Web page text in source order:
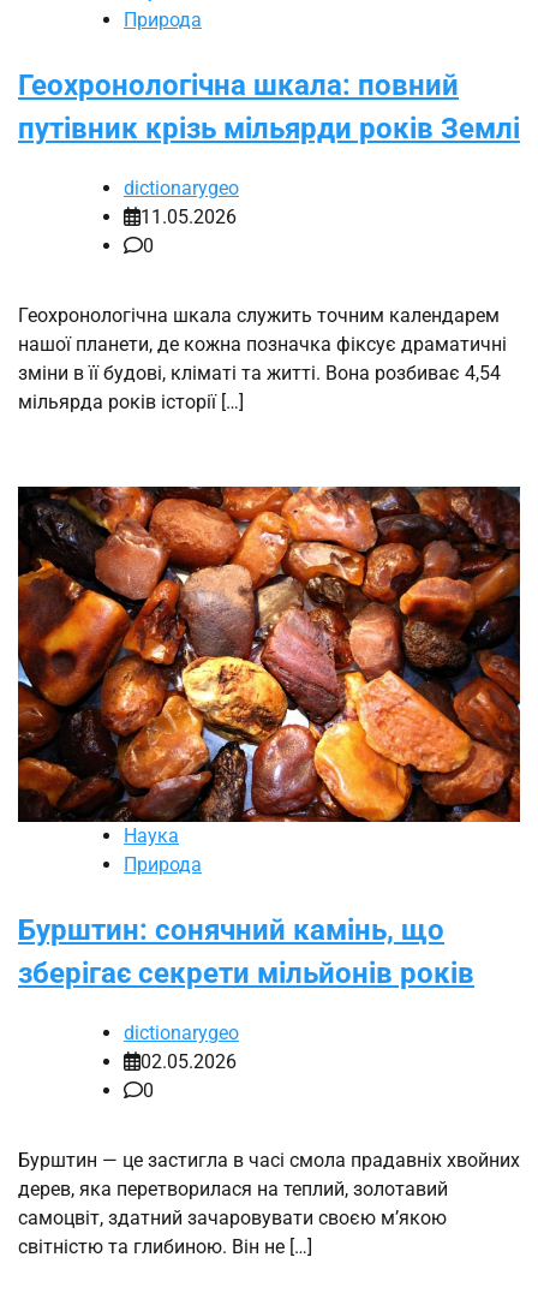
Природа
Геохронологічна шкала: повний
путівник крізь мільярди років Землі
dictionarygeo
11.05.2026
0
Геохронологічна шкала служить точним календарем
нашої планети, де кожна позначка фіксує драматичні
зміни в її будові, кліматі та житті. Вона розбиває 4,54
мільярда років історії […]
Наука
Природа
Бурштин: сонячний камінь, що
зберігає секрети мільйонів років
dictionarygeo
02.05.2026
0
Бурштин — це застигла в часі смола прадавніх хвойних
дерев, яка перетворилася на теплий, золотавий
самоцвіт, здатний зачаровувати своєю м’якою
світністю та глибиною. Він не […]